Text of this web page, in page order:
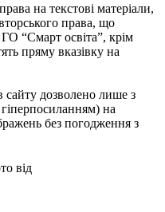
на текстові матеріали,
права, що
“Смарт освіта”, крім
пряму вказівку на
сайту дозволено лише з
на
без погодження з
від